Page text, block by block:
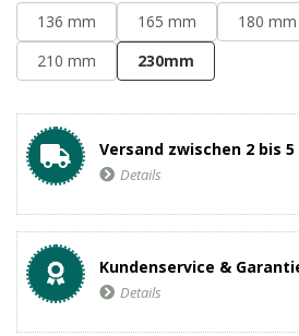
136 mm 165 mm 180 mm
210 mm
230mm
Versand zwischen 2 bis
Details
Kundenservice &
Details